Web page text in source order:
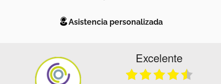
Asistencia personalizada
Excelente